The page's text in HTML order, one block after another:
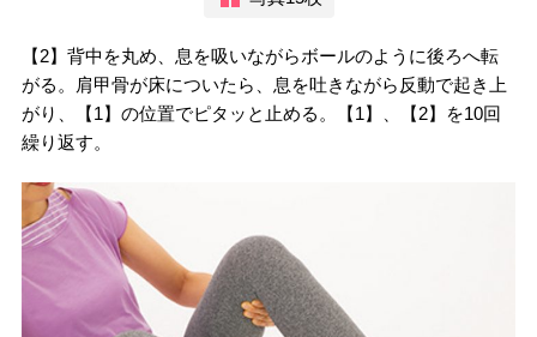
【2】背中を丸め、息を吸いながらボールのように後ろへ転
がる。肩甲骨が床についたら、息を吐きながら反動で起き上
がり、【1】の位置でピタッと止める。【1】、【2】を10回
繰り返す。